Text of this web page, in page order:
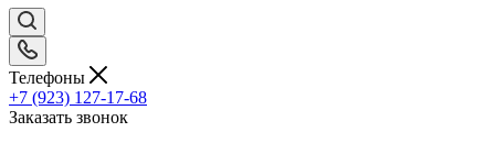
Телефоны
+7 (923) 127-17-68
Заказать звонок